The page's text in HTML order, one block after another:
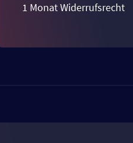
1 Monat Widerrufsrecht